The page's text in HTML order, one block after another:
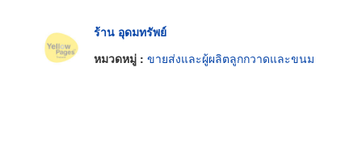
ร้าน อุดมทรัพย์
หมวดหมู่ : ขายส่งและผู้ผลิตลูกกวาดและขนม